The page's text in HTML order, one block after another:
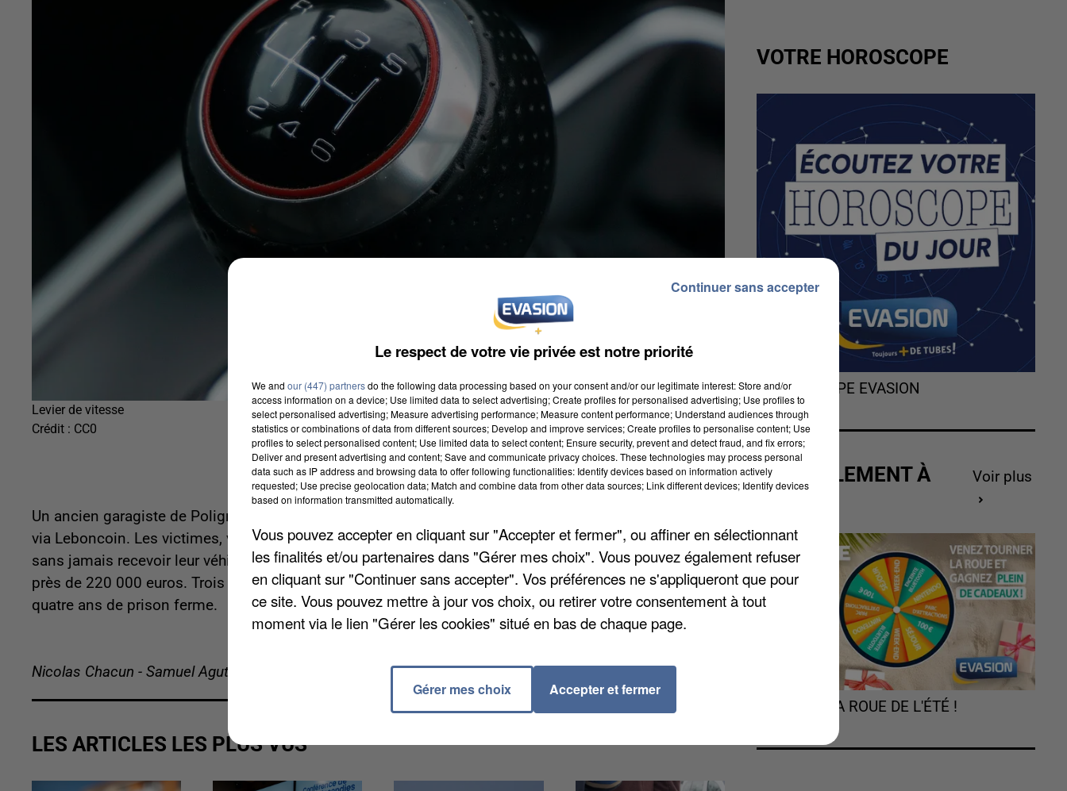
Levier de vitesse
Crédit : CC0
Un ancien garagiste de Poligny, près de Nemours, a été arrêté pour avoir vendu 34 voitures imaginaires
via Leboncoin. Les victimes, venant de toute la France, ont versé la totalité de la somme demandée
sans jamais recevoir leur véhicule. L'escroquerie, qui a duré deux ans, a causé un préjudice estimé à
près de 220 000 euros. Trois suspects ont été interpellés et jugés, avec des peines allant jusqu'à
quatre ans de prison ferme.
Nicolas Chacun - Samuel Agutter
LES ARTICLES LES PLUS VUS
VOTRE HOROSCOPE
L'HOROSCOPE EVASION
ACTUELLEMENT À
GAGNER
Voir plus
TOURNEZ LA ROUE DE L'ÉTÉ !
Le respect de votre vie privée est notre priorité
We and our (447) partnersdo the following data processing based on your consent and/or our legitimate interest: Store and/or
access information on a device; Use limited data to select advertising; Create profiles for personalised advertising; Use profiles to
select personalised advertising; Measure advertising performance; Measure content performance; Understand audiences through
statistics or combinations of data from different sources; Develop and improve services; Create profiles to personalise content; Use
profiles to select personalised content; Use limited data to select content; Ensure security, prevent and detect fraud, and fix errors;
Deliver and present advertising and content; Save and communicate privacy choices. These technologies may process personal
data such as IP address and browsing data to offer following functionalities: Identify devices based on information actively
requested; Use precise geolocation data; Match and combine data from other data sources; Link different devices; Identify devices
based on information transmitted automatically.
Vous pouvez accepter en cliquant sur "Accepter et fermer", ou affiner en sélectionnant
les finalités et/ou partenaires dans "Gérer mes choix". Vous pouvez également refuser
en cliquant sur "Continuer sans accepter". Vos préférences ne s'appliqueront que pour
ce site. Vous pouvez mettre à jour vos choix, ou retirer votre consentement à tout
moment via le lien "Gérer les cookies" situé en bas de chaque page.
Gérer mes choix Accepter et fermer
Continuer sans accepter